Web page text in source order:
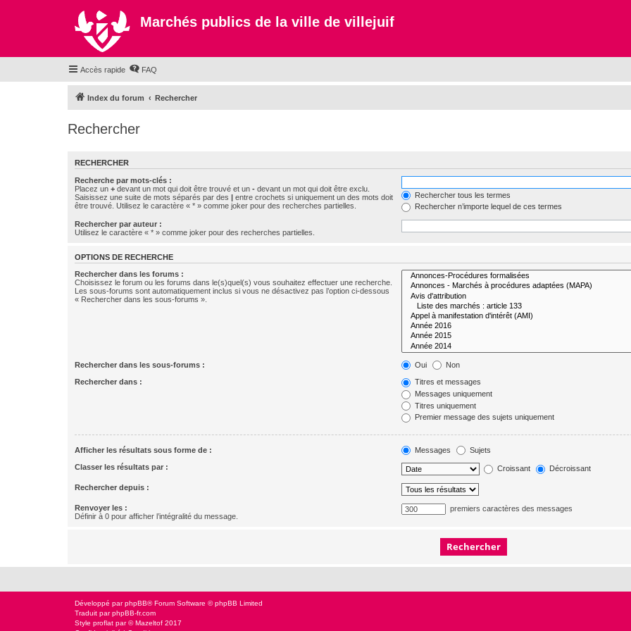
Marchés publics de la ville de villejuif
Accès rapide FAQ
Index du forum Rechercher
Rechercher
RECHERCHER
Recherche par mots-clés :
Placez un + devant un mot qui doit être trouvé et un - devant un mot qui doit être exclu.
Saisissez une suite de mots séparés par des | entre crochets si uniquement un des mots doit
être trouvé. Utilisez le caractère « * » comme joker pour des recherches partielles.
Rechercher tous les termes
Rechercher n’importe lequel de ces termes
Rechercher par auteur :
Utilisez le caractère « * » comme joker pour des recherches partielles.
OPTIONS DE RECHERCHE
Rechercher dans les forums :
Choisissez le forum ou les forums dans le(s)quel(s) vous souhaitez effectuer une recherche.
Les sous-forums sont automatiquement inclus si vous ne désactivez pas l’option ci-dessous
« Rechercher dans les sous-forums ».
Rechercher dans les sous-forums : Oui Non
Rechercher dans :
Titres et messages
Messages uniquement
Titres uniquement
Premier message des sujets uniquement
Afficher les résultats sous forme de : Messages Sujets
Classer les résultats par : Croissant Décroissant
Rechercher depuis :
Renvoyer les :
Définir à 0 pour afficher l’intégralité du message.
premiers caractères des messages
Développé parphpBB® Forum Software © phpBB Limited
Traduit parphpBB-fr.com
Style proflat par © Mazeltof 2017